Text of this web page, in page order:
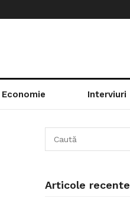
Economie Interviuri
Articole recente